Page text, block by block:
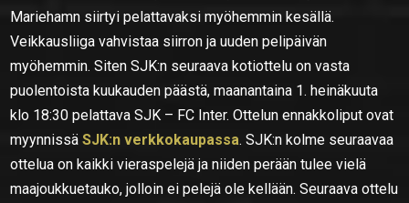
Mariehamn siirtyi pelattavaksi myöhemmin kesällä.
Veikkausliiga vahvistaa siirron ja uuden pelipäivän
myöhemmin. Siten SJK:n seuraava kotiottelu on vasta
puolentoista kuukauden päästä, maanantaina 1. heinäkuuta
klo 18:30 pelattava SJK – FC Inter. Ottelun ennakkoliput ovat
myynnissäSJK:n verkkokaupassa. SJK:n kolme seuraavaa
ottelua on kaikki vieraspelejä ja niiden perään tulee vielä
maajoukkuetauko, jolloin ei pelejä ole kellään. Seuraava ottelu